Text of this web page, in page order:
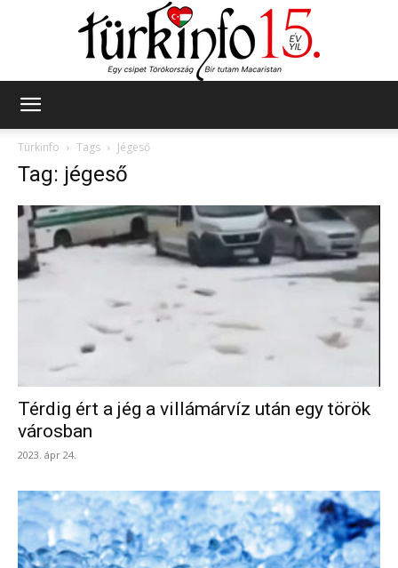
Türkinfo
Tags Jégeső
Tag: jégeső
Térdig ért a jég a villámárvíz után egy török
városban
2023. ápr 24.